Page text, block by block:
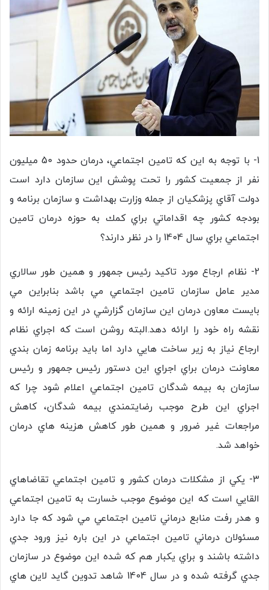
1- با توجه به اين كه تامين اجتماعي، درمان حدود 50 ميليون
نفر از جمعيت كشور را تحت پوشش اين سازمان دارد است
دولت آقاي پزشكيان از جمله وزارت بهداشت و سازمان برنامه و
بودجه كشور چه اقداماتي براي كمك به حوزه درمان تامين
اجتماعي براي سال 1404 را در نظر دارند؟
2- نظام ارجاع مورد تاكيد رئيس جمهور و همين طور سالاري
مدير عامل سازمان تامين اجتماعي مي باشد بنابراين مي
بايست معاون درمان اين سازمان گزارشي در اين زمينه ارائه و
نقشه راه خود را ارائه دهد.البته روشن است كه اجراي نظام
ارجاع نياز به زير ساخت هايي دارد اما بايد برنامه زمان بندي
معاونت درمان براي اجراي اين دستور رئيس جمهور و رئيس
سازمان به بيمه شدگان تامين اجتماعي اعلام شود چرا كه
اجراي اين طرح موجب رضايتمندي بيمه شدگان، كاهش
مراجعات غير ضرور و همين طور كاهش هزينه هاي درمان
خواهد شد.
3- يكي از مشكلات درمان كشور و تامين اجتماعي تقاضاهاي
القايي است كه اين موضوع موجب خسارت به تامين اجتماعي
و هدر رفت منابع درماني تامين اجتماعي مي شود كه جا دارد
مسئولان درماني تامين اجتماعي در اين باره نيز ورود جدي
داشته باشند و براي يكبار هم كه شده اين موضوع در سازمان
جدي گرفته شده و در سال 1404 شاهد تدوين گايد لاين هاي